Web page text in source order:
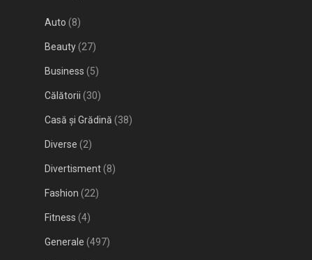
Auto (8)
Beauty(27)
Business (5)
Călătorii (30)
Casă și Grădină (38)
Diverse (2)
Divertisment(8)
Fashion (22)
Fitness (4)
Generale (497)